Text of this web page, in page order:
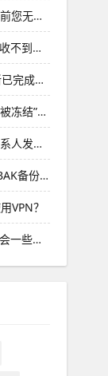
送消息”
验证码
成发布
禁问题
”的限制
份文件
VPN？
心得